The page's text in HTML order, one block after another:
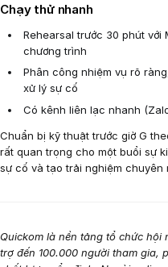
Chạy thử nhanh
Rehearsal trước 30 phút
chương trình
Phân công nhiệm vụ rõ
xử lý sự cố
Có kênh liên lạc nhanh
Chuẩn bị kỹ thuật trước giờ G
rất quan trọng cho một buổi sự
sự cố và tạo trải nghiệm chuyên
Quickom là nền tảng tổ chức
trợ đến 100.000 người tham gia,